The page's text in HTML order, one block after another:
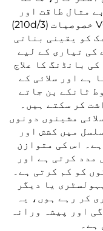
مثال طاقت اور
عمدہ کارکردگی کو جوڑتا ہے۔ V69 خصوصیات (210d/3)
کو یقینی بناتی
کی تیاری کے لیے
بانڈنگ کا علاج
ہے اور سلائی کے
ٹانکے بن جاتے
کر سکتے ہیں۔
مشینوں دونوں
میں کشش اور
اس کی متوازن
مدد کرتی ہے اور
کو کم کرتی ہے۔
یا دیگر
کر رہے ہوں، یہ
اور پیشہ ورانہ
ہے۔